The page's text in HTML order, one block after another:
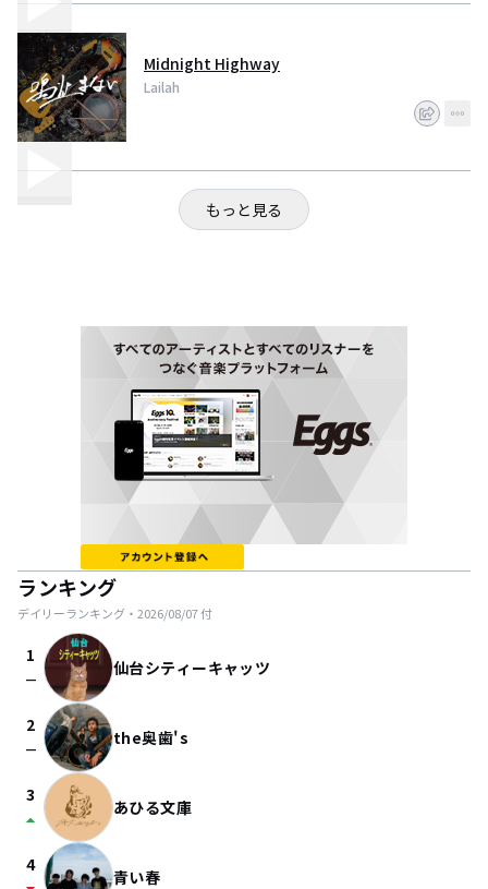
Midnight Highway
Lailah
もっと見る
ランキング
デイリーランキング・ 2026/08/07付
1
check_indeterminate_small 仙台シティーキャッツ
2
check_indeterminate_small the奥歯's
3
arrow_drop_up あひる文庫
4
青い春